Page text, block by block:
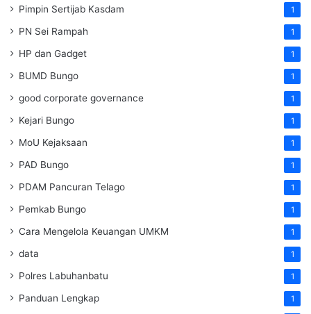
Pimpin Sertijab Kasdam 1
PN Sei Rampah 1
HP dan Gadget 1
BUMD Bungo 1
good corporate governance 1
Kejari Bungo 1
MoU Kejaksaan 1
PAD Bungo 1
PDAM Pancuran Telago 1
Pemkab Bungo 1
Cara Mengelola Keuangan UMKM 1
data 1
Polres Labuhanbatu 1
Panduan Lengkap 1